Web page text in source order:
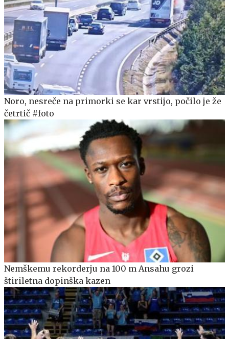
Noro, nesreče na primorki se kar vrstijo, počilo je že
četrtič #foto
Nemškemu rekorderju na 100 m Ansahu grozi
štiriletna dopinška kazen